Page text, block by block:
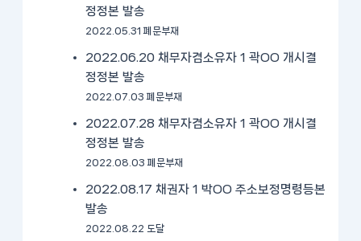
정정본 발송
2022.05.31 폐문부재
2022.06.20 채무자겸소유자 1 곽OO 개시결
정정본 발송
2022.07.03 폐문부재
2022.07.28 채무자겸소유자 1 곽OO 개시결
정정본 발송
2022.08.03 폐문부재
2022.08.17 채권자 1 박OO 주소보정명령등본
발송
2022.08.22 도달